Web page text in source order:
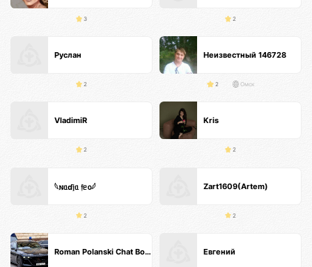
3 2
Руслан
2
Неизвестный 146728
2 Омск
VladimiR
2
Kris
2
𓆩𐌽ᥲɗ𝔧ᥲ 𝔣ᥱ᧐𓆪
2
Zart1609(Artem)
2
Roman Polanski Chat Bot GPT GXII Евгений